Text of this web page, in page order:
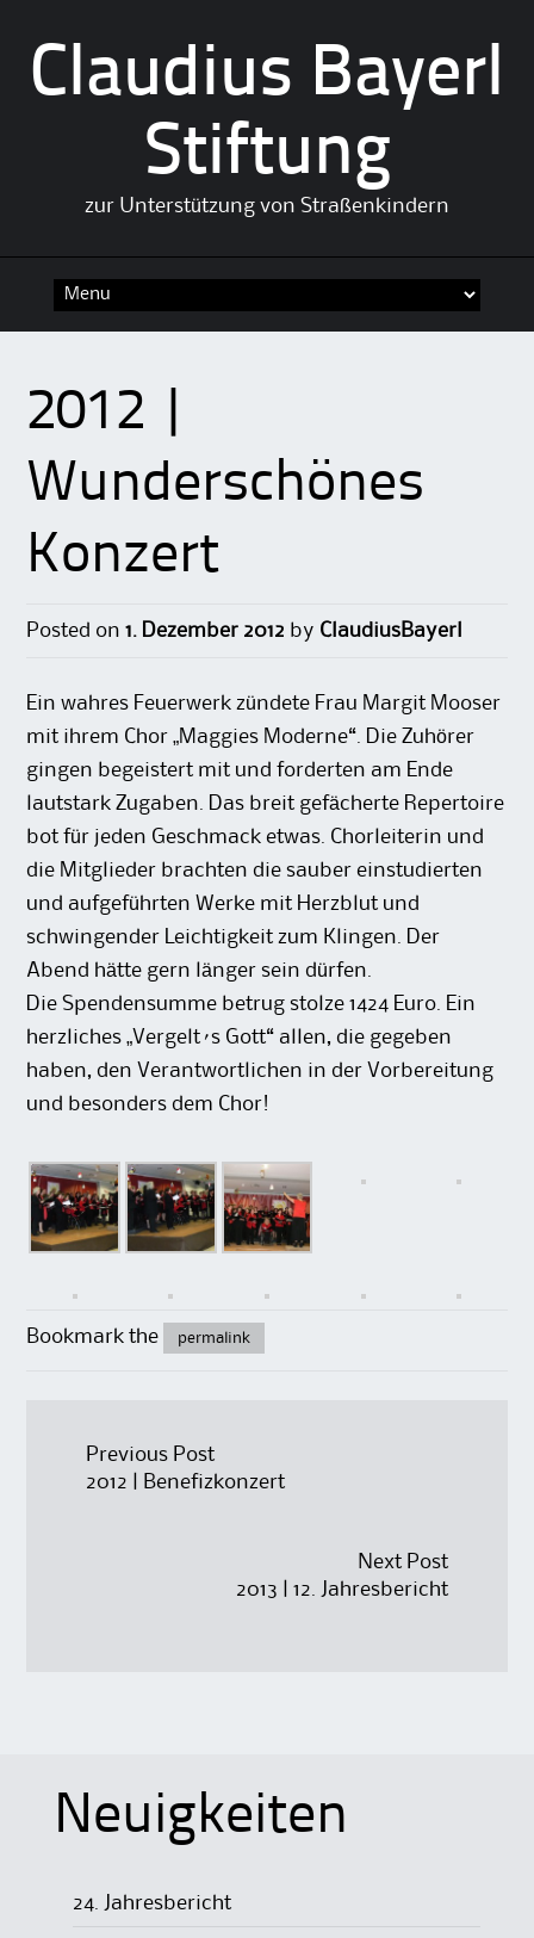
Claudius Bayerl
Stiftung
zur Unterstützung von Straßenkindern
2012 |
Wunderschönes
Konzert
Posted on1. Dezember 2012 by ClaudiusBayerl
Ein wahres Feuerwerk zündete Frau Margit Mooser
mit ihrem Chor „Maggies Moderne“. Die Zuhörer
gingen begeistert mit und forderten am Ende
lautstark Zugaben. Das breit gefächerte Repertoire
bot für jeden Geschmack etwas. Chorleiterin und
die Mitglieder brachten die sauber einstudierten
und aufgeführten Werke mit Herzblut und
schwingender Leichtigkeit zum Klingen. Der
Abend hätte gern länger sein dürfen.
Die Spendensumme betrug stolze 1424 Euro. Ein
herzliches „Vergelt´s Gott“ allen, die gegeben
haben, den Verantwortlichen in der Vorbereitung
und besonders dem Chor!
Bookmark the permalink
Post
Previous Post
2012 | Benefizkonzert
Next Post
2013 | 12. Jahresbericht
Neuigkeiten
24. Jahresbericht